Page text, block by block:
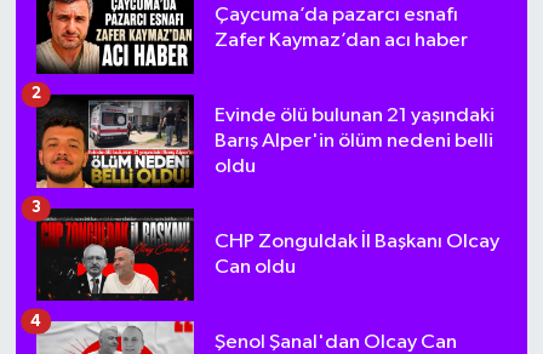
Çaycuma’da pazarcı esnafı
Zafer Kaymaz’dan acı haber
Evinde ölü bulunan 21 yaşındaki
Barış Alper'in ölüm nedeni belli
oldu
2
CHP Zonguldak İl Başkanı Olcay
Can oldu
3
Şenol Şanal'dan Olcay Can
4